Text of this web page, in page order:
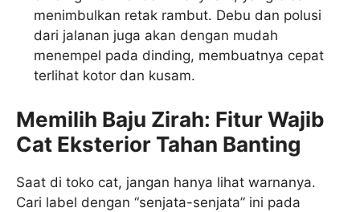
menimbulkan retak rambut. Debu dan polusi
dari jalanan juga akan dengan mudah
menempel pada dinding, membuatnya cepat
terlihat kotor dan kusam.
Memilih Baju Zirah: Fitur Wajib
Cat Eksterior Tahan Banting
Saat di toko cat, jangan hanya lihat warnanya.
Cari label dengan “senjata-senjata” ini pada